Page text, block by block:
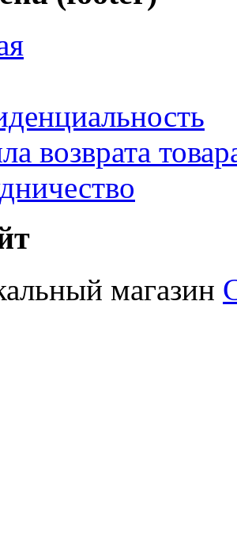
возврата
магазин